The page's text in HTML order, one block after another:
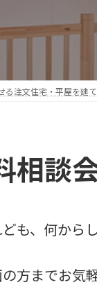
る注文住宅・平屋を建
相談
も、何から
方までお気